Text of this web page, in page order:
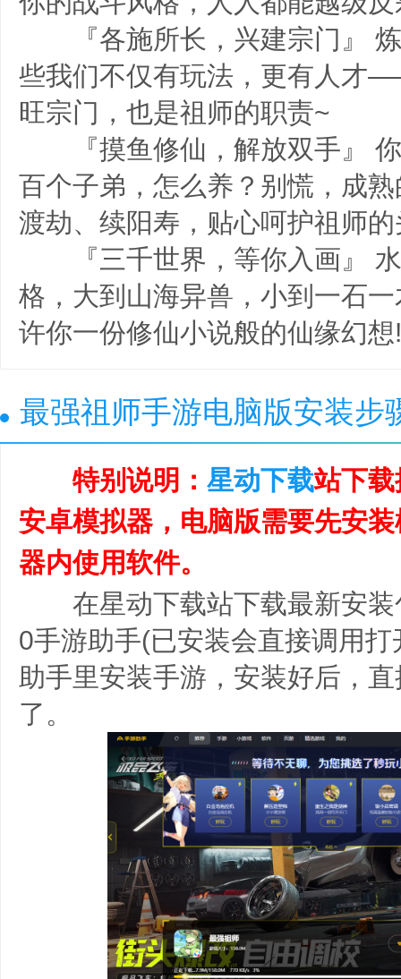
『各施所长，兴建宗门』 炼
些我们不仅有玩法，更有人才
旺宗门，也是祖师的职责~
『摸鱼修仙，解放双手』 你
百个子弟，怎么养？别慌，成
渡劫、续阳寿，贴心呵护祖师
『三千世界，等你入画』 水
格，大到山海异兽，小到一石
许你一份修仙小说般的仙缘幻想!
最强祖师手游电脑版安装步
特别说明： 星动下载站下
安卓模拟器，电脑版需要先安
器内使用软件。
在星动下载站下载最新安装
0手游助手(已安装会直接调用
助手里安装手游，安装好后，
了。